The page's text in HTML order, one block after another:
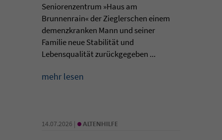
Seniorenzentrum »Haus am
Brunnenrain« der Zieglerschen einem
demenzkranken Mann und seiner
Familie neue Stabilität und
Lebensqualität zurückgegeben ...
mehr lesen
14.07.2026 | • ALTENHILFE